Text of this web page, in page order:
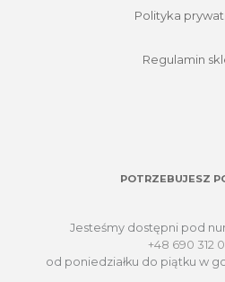
Polityka
Regulamin
POTRZEBUJESZ
Jesteśmy dostępni pod
+48 690 312
od poniedziałku do piątku w